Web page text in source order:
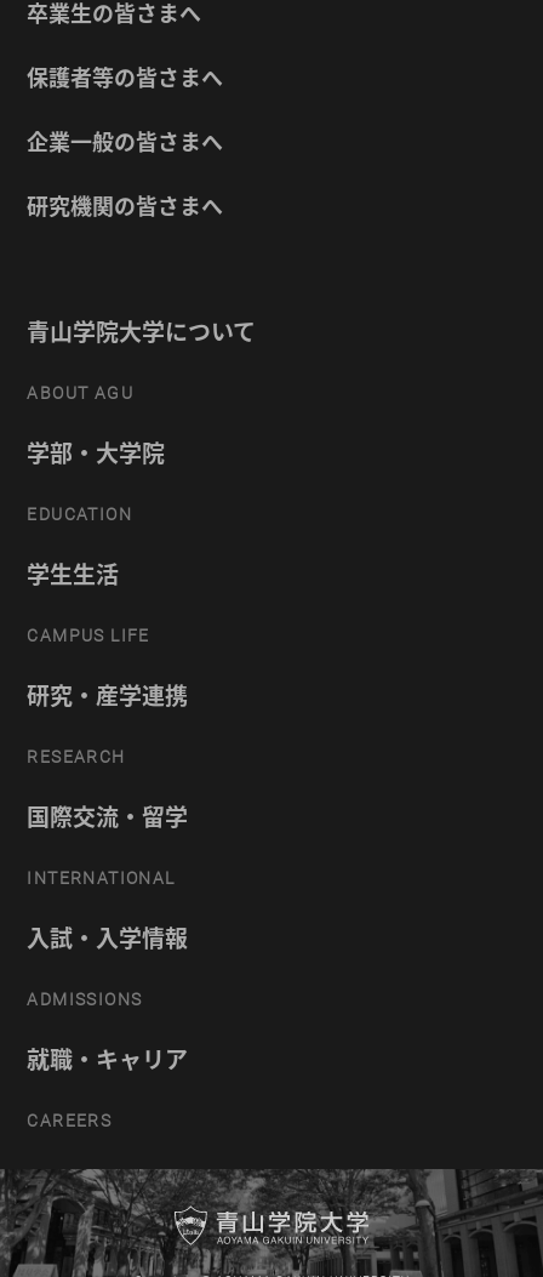
卒業生の皆さまへ
保護者等の皆さまへ
企業一般の皆さまへ
研究機関の皆さまへ
青山学院大学について
ABOUT AGU
学部・大学院
EDUCATION
学生生活
CAMPUS LIFE
研究・産学連携
RESEARCH
国際交流・留学
INTERNATIONAL
入試・入学情報
ADMISSIONS
就職・キャリア
CAREERS